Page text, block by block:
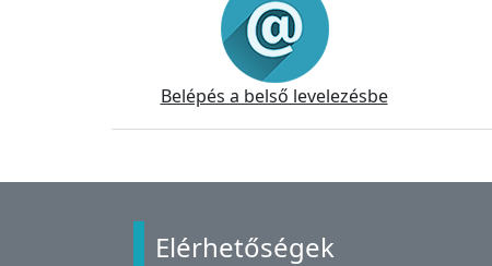
Belépés a belső levelezésbe
Elérhetőségek